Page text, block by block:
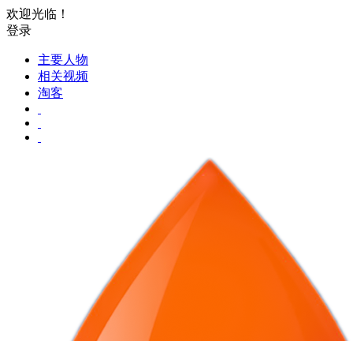
欢迎光临！
登录
主要人物
相关视频
淘客